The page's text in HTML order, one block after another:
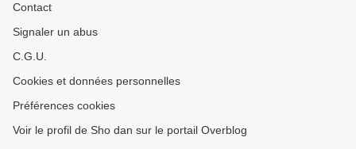
Contact
Signaler un abus
C.G.U.
Cookies et données personnelles
Préférences cookies
Voir le profil de Sho dan sur le portail Overblog